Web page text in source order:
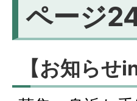
ページ
【お知らせ